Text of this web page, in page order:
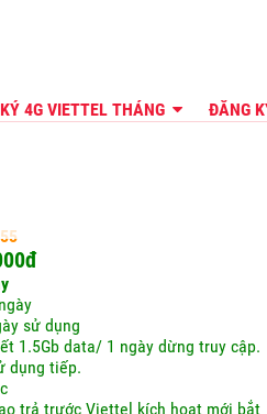
4G VIETTEL THÁNG ĐĂNG
sử dụng
1.5Gb data/ 1 ngày dừng truy cập.
dụng tiếp.
trả trước Viettel kích hoạt mới bắt